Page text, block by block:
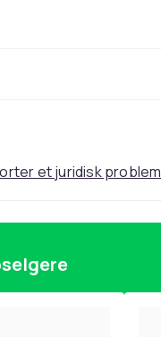
et juridisk problem